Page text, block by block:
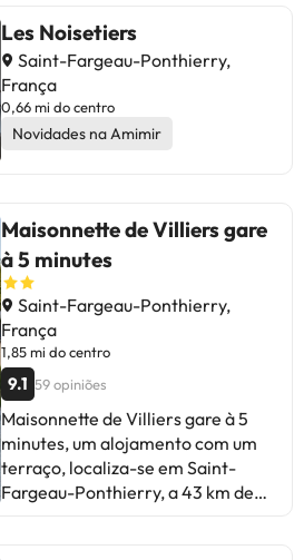
Les Noisetiers
Saint-Fargeau-Ponthierry,
França
0,66 mi do centro
Novidades na Amimir
Maisonnette de Villiers gare
à 5 minutes
Saint-Fargeau-Ponthierry,
França
1,85 mi do centro
9.1 59 opiniões
Maisonnette de Villiers gare à 5
minutes, um alojamento com um
terraço, localiza-se em Saint-
Fargeau-Ponthierry, a 43 km de